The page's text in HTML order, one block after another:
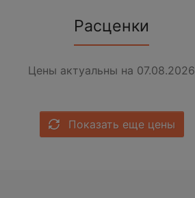
Расценки
Цены актуальны на 07.08.2026
Показать еще цены